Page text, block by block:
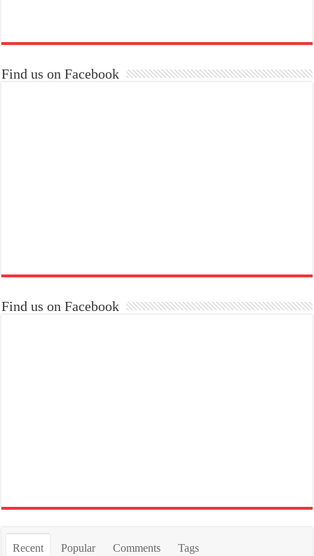
Find us on Facebook
Find us on Facebook
Recent Popular Comments Tags